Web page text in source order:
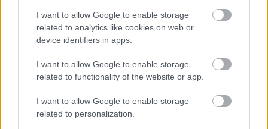
I want to allow Google to enable storage
related to analytics like cookies on web or
device identifiers in apps.
I want to allow Google to enable storage
related to functionality of the website or app.
I want to allow Google to enable storage
related to personalization.
Kállay-Saunders Andrást két vokalista,
Cselovszky Rozina és Fedor Kyra is segítette a
Az idei dalfesztivál döntőjét, a showműsort 45
ország közvetítette élőben, köztük Ausztrália
televízión keresztül. Az egykori hajógyári
szigeten a hatalmas, tízezer négyzetméteres